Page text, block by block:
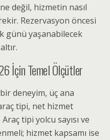
değil, hizmetin nasıl
Rezervasyon öncesi
günü yaşanabilecek
İçin Temel Ölçütler
deneyim, üç ana
tipi, net hizmet
tipi yolcu sayısı ve
hizmet kapsamı ise